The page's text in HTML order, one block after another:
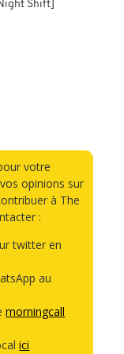
Shift]
votre
opinions sur
à The
:
twitter en
au
morningcall
ici